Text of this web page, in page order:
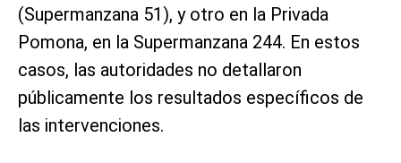
(Supermanzana 51), y otro en la Privada
Pomona, en la Supermanzana 244. En estos
casos, las autoridades no detallaron
públicamente los resultados específicos de
las intervenciones.